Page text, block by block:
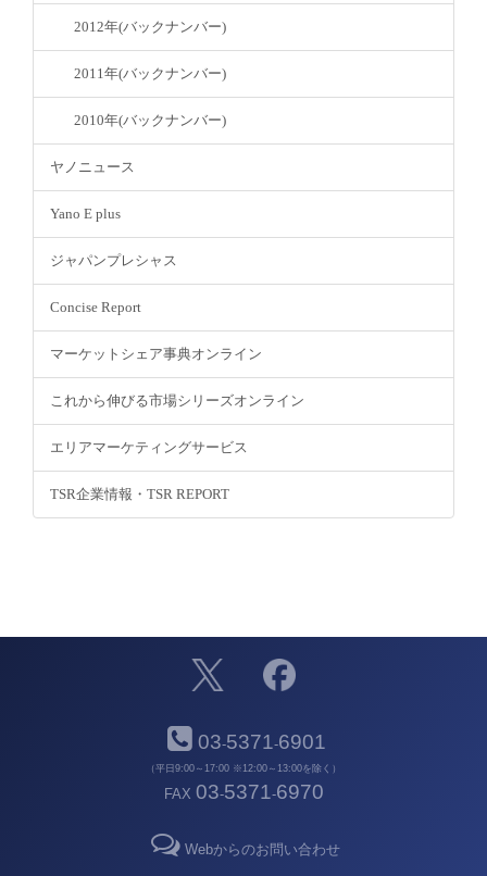
2012年(バックナンバー)
2011年(バックナンバー)
2010年(バックナンバー)
ヤノニュース
Yano E plus
ジャパンプレシャス
Concise Report
マーケットシェア事典オンライン
これから伸びる市場シリーズオンライン
エリアマーケティングサービス
TSR企業情報・TSR REPORT
03-5371-6901
（平日9:00～17:00 ※12:00～13:00を除く）
FAX 03-5371-6970
Webからのお問い合わせ